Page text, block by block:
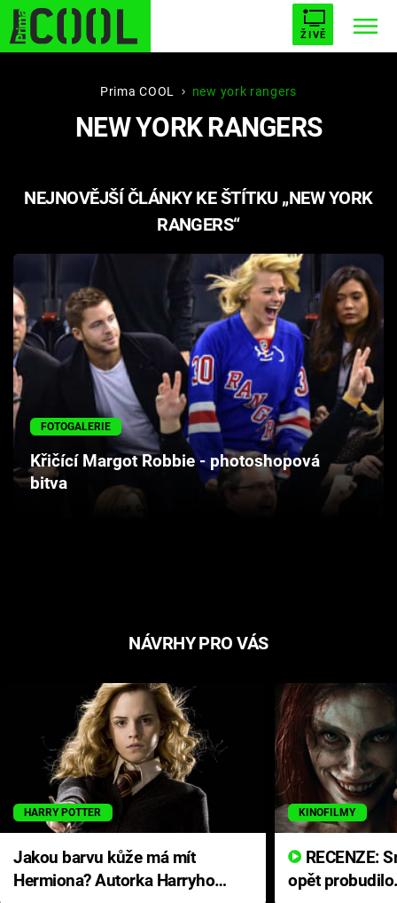
ŽIVĚ
STARHOUSE BUFFY, PŘEMOŽITELKA UPÍRŮ
PLNEJ KOTEL AVENGERS 5
Filmy
Seriály
Cool Esport
Pořady
Prima COOL new york rangers
NEW YORK RANGERS
NEJNOVĚJŠÍ ČLÁNKY KE ŠTÍTKU „NEW YORK
RANGERS“
FOTOGALERIE
Křičící Margot Robbie - photoshopová
bitva
NÁVRHY PRO VÁS
HARRY POTTER
Jakou barvu kůže má mít
Hermiona? Autorka Harryho
KINOFILMY
opět